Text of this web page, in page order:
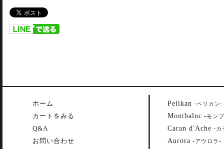
ホーム
カートをみる
Q&A
お問い合わせ
Pelikan -ペリカン-
Montbalnc -モン
Caran d'Ache -カ
Aurora -アウロラ -